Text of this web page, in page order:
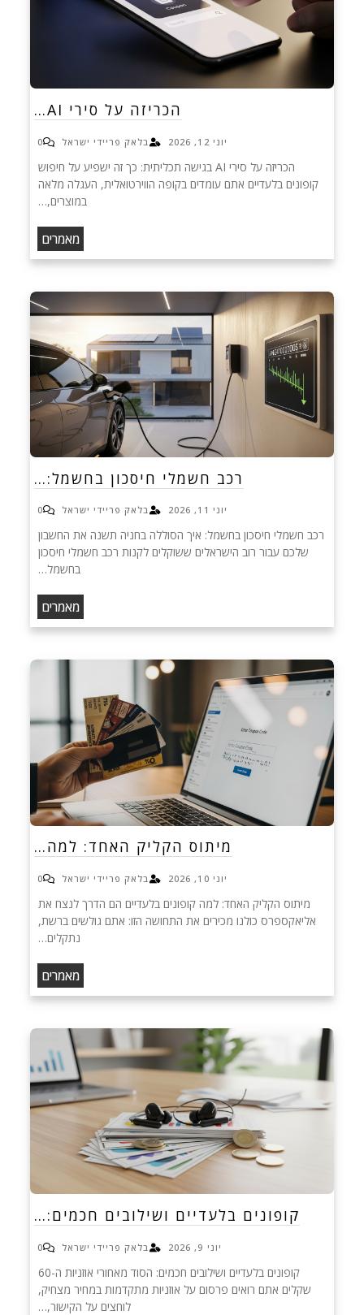
הכריזה על סירי AI…
יוני 12, 2026 בלאק פריידי ישראל 0
הכריזה על סירי AI בגישה תכליתית: כך זה ישפיע על חיפוש
קופונים בלעדיים אתם עומדים בקופה הווירטואלית, העגלה מלאה
במוצרים,…
מאמרים
רכב חשמלי חיסכון בחשמל:…
יוני 11, 2026 בלאק פריידי ישראל 0
רכב חשמלי חיסכון בחשמל: איך הסוללה בחניה תשנה את החשבון
שלכם עבור רוב הישראלים ששוקלים לקנות רכב חשמלי חיסכון
בחשמל…
מאמרים
מיתוס הקליק האחד: למה…
יוני 10, 2026 בלאק פריידי ישראל 0
מיתוס הקליק האחד: למה קופונים בלעדיים הם הדרך לנצח את
אליאקספרס כולנו מכירים את התחושה הזו: אתם גולשים ברשת,
נתקלים…
מאמרים
קופונים בלעדיים ושילובים חכמים:…
יוני 9, 2026 בלאק פריידי ישראל 0
קופונים בלעדיים ושילובים חכמים: הסוד מאחורי אוזניות ה-60
שקלים אתם רואים פרסום על אוזניות מתקדמות במחיר מצחיק,
לוחצים על הקישור,…